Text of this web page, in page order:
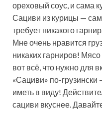
ореховый соус, и сама
Сациви из курицы —
требует никакого
Мне очень нравится
никаких гарниров!
вот всё, что нужно для
«Сациви» по-грузински
иметь в виду!
сациви вкуснее.